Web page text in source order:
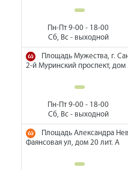
Пн-Пт 9-00 - 18-00
Сб, Вс - выходной
Площадь Мужества, г.
2-й Муринский проспект, дом
Пн-Пт 9-00 - 18-00
Сб, Вс - выходной
Площадь Александра
Фаянсовая ул, дом 20 лит. А